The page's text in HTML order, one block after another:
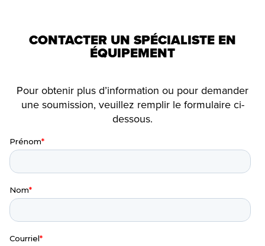
CONTACTER UN SPÉCIALISTE EN
ÉQUIPEMENT
Pour obtenir plus d’information ou pour demander
une soumission, veuillez remplir le formulaire ci-
dessous.